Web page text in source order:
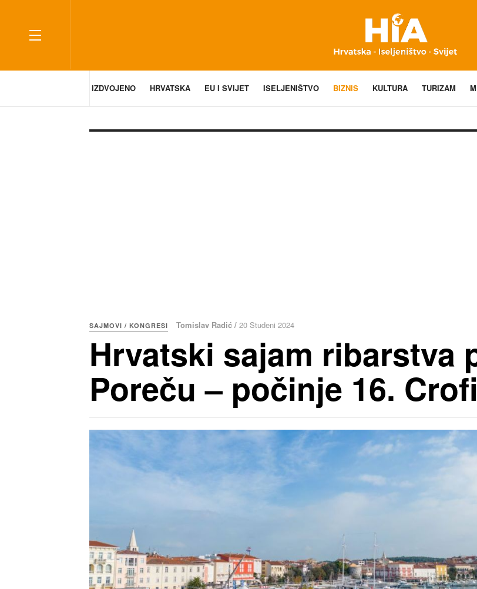
IZDVOJENO HRVATSKA EU I SVIJET ISELJENIŠTVO BIZNIS KULTURA TURIZAM
SAJMOVI / KONGRESI Tomislav Radić / 20 Studeni 2024
Hrvatski sajam ribarstva
Poreču – počinje 16.